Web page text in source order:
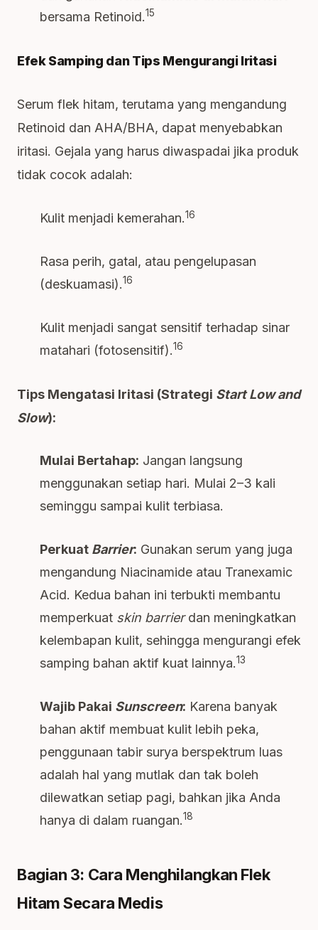
bersama Retinoid.15
Efek Samping dan Tips Mengurangi Iritasi
Serum flek hitam, terutama yang mengandung
Retinoid dan AHA/BHA, dapat menyebabkan
iritasi. Gejala yang harus diwaspadai jika produk
tidak cocok adalah:
Kulit menjadi kemerahan.16
Rasa perih, gatal, atau pengelupasan
(deskuamasi).16
Kulit menjadi sangat sensitif terhadap sinar
matahari (fotosensitif).16
Tips Mengatasi Iritasi (Strategi Start Low and
Slow):
Mulai Bertahap: Jangan langsung
menggunakan setiap hari. Mulai 2–3 kali
seminggu sampai kulit terbiasa.
Perkuat Barrier: Gunakan serum yang juga
mengandung Niacinamide atau Tranexamic
Acid. Kedua bahan ini terbukti membantu
memperkuat skin barrierdan meningkatkan
kelembapan kulit, sehingga mengurangi efek
samping bahan aktif kuat lainnya.13
Wajib Pakai Sunscreen: Karena banyak
bahan aktif membuat kulit lebih peka,
penggunaan tabir surya berspektrum luas
adalah hal yang mutlak dan tak boleh
dilewatkan setiap pagi, bahkan jika Anda
hanya di dalam ruangan.18
Bagian 3: Cara Menghilangkan Flek
Hitam Secara Medis